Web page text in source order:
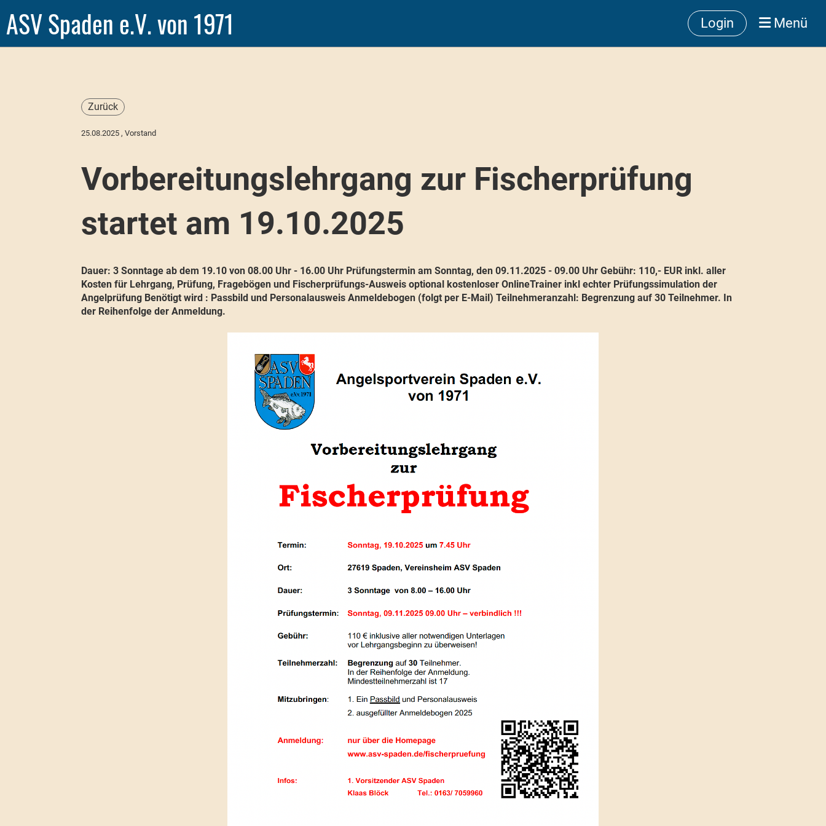
ASV Spaden e.V. von 1971 Login Menü
Zurück
25.08.2025 , Vorstand
Vorbereitungslehrgang zur Fischerprüfung
startet am 19.10.2025
Dauer: 3 Sonntage ab dem 19.10 von 08.00 Uhr - 16.00 Uhr Prüfungstermin am Sonntag, den 09.11.2025 - 09.00 Uhr Gebühr: 110,- EUR inkl. aller
Kosten für Lehrgang, Prüfung, Fragebögen und Fischerprüfungs-Ausweis optional kostenloser OnlineTrainer inkl echter Prüfungssimulation der
Angelprüfung Benötigt wird : Passbild und Personalausweis Anmeldebogen (folgt per E-Mail) Teilnehmeranzahl: Begrenzung auf 30 Teilnehmer. In
der Reihenfolge der Anmeldung.